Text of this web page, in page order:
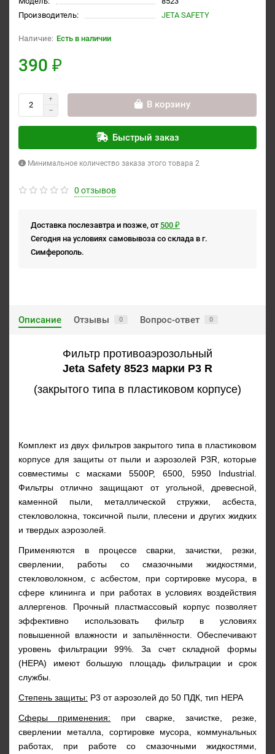
Производитель:
JETA SAFETY
Есть в наличии
390 ₽
В корзину
Быстрый заказ
Минимальное количество заказа этого товара 2
0 отзывов
Доставка послезавтра и позже, от 500 ₽
Сегодня на условиях самовывоза со склада в г.
Симферополь.
Описание Отзывы 0 Вопрос-ответ 0
Фильтр противоаэрозольный
Jeta Safety 8523 марки Р3 R
(закрытого типа в пластиковом корпусе)
Комплект из двух фильтров закрытого типа в пластиковом
корпусе для защиты от пыли и аэрозолей P3R, которые
совместимы с масками 5500P, 6500, 5950 Industrial.
Фильтры отлично защищают от угольной, древесной,
каменной пыли, металлической стружки, асбеста,
стекловолокна, токсичной пыли, плесени и других жидких
и твердых аэрозолей.
Применяются в процессе сварки, зачистки, резки,
сверлении, работы со смазочными жидкостями,
стекловолокном, с асбестом, при сортировке мусора, в
сфере клининга и при работах в условиях воздействия
аллергенов. Прочный пластмассовый корпус позволяет
эффективно использовать фильтр в условиях
повышенной влажности и запылённости. Обеспечивают
уровень фильтрации 99%. За счет складной формы
(HEPA) имеют большую площадь фильтрации и срок
службы.
Степень защиты: Р3 от аэрозолей до 50 ПДК, тип HEPA
Сферы применения: при сварке, зачистке, резке,
сверлении металла, сортировке мусора, коммунальных
работах, при работе со смазочными жидкостями,